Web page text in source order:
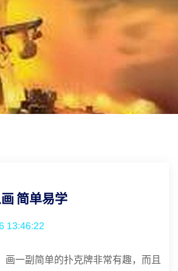
简单易学
13:46:22
画一副简单的扑克牌非常有趣，而且